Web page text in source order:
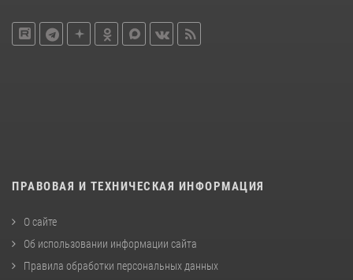
ПРАВОВАЯ И ТЕХНИЧЕСКАЯ ИНФОРМАЦИЯ
О сайте
Об использовании информации сайта
Правила обработки персональных данных